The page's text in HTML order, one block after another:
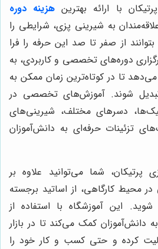
با ارائه بهترین هزینه دوره
به شیرینی پزی، شرایطی را
از صفر تا صد این حرفه را فرا
دوره‌های تخصصی و کاربردی، به
تا در کوتاه‌ترین زمان ممکن به
شوند. آموزش‌های تخصصی در
دسرهای مختلف، شیرینی‌های
تزئینات حرفه‌ای به دانش‌آموزان
پرتیکان، شما می‌توانید علاوه بر
محیط کارگاهی، از اساتید برجسته
این آموزشگاه با استفاده از
دانش‌آموزان کمک می‌کند تا در بازار
کرده و حتی کسب و کار خود را